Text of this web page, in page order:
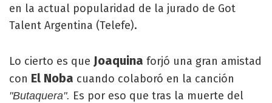
en la actual popularidad de la jurado de Got
Talent Argentina (Telefe).
Lo cierto es que Joaquina forjó una gran amistad
con El Noba cuando colaboró en la canción
"Butaquera". Es por eso que tras la muerte del